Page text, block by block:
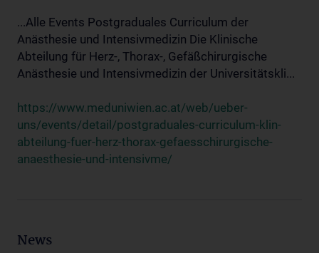
...Alle Events Postgraduales Curriculum der
Anästhesie und Intensivmedizin Die Klinische
Abteilung für Herz-, Thorax-, Gefäßchirurgische
Anästhesie und Intensivmedizin der Universitätskli...
https://www.meduniwien.ac.at/web/ueber-
uns/events/detail/postgraduales-curriculum-klin-
abteilung-fuer-herz-thorax-gefaesschirurgische-
anaesthesie-und-intensivme/
News